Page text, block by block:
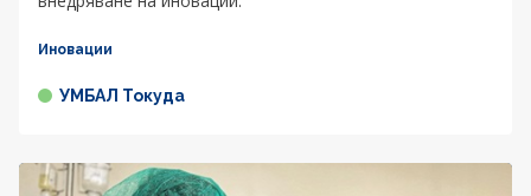
Иновации
УМБАЛ Токуда